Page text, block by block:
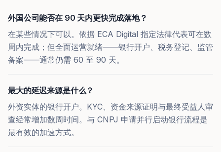
外国公司能否在 90 天内更快完成落地？
在某些情况下可以。依据 ECA Digital 指定法律代表可在数
周内完成；但全面运营就绪——银行开户、税务登记、监管
备案——通常仍需 60 至 90 天。
最大的延迟来源是什么？
外资实体的银行开户。KYC、资金来源证明与最终受益人审
查经常增加数周时间。与 CNPJ 申请并行启动银行流程是
最有效的加速方式。